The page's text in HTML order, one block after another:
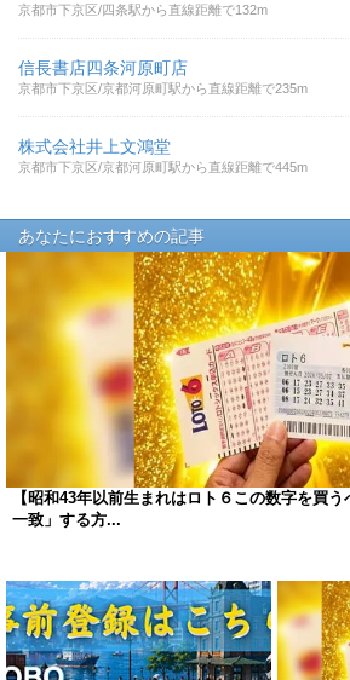
京都市下京区/四条駅から直線距離で132m
信長書店四条河原町店
京都市下京区/京都河原町駅から直線距離で235m
株式会社井上文鴻堂
京都市下京区/京都河原町駅から直線距離で445m
あなたにおすすめの記事
【昭和43年以前生まれはロト６この数字を買
一致」する方...